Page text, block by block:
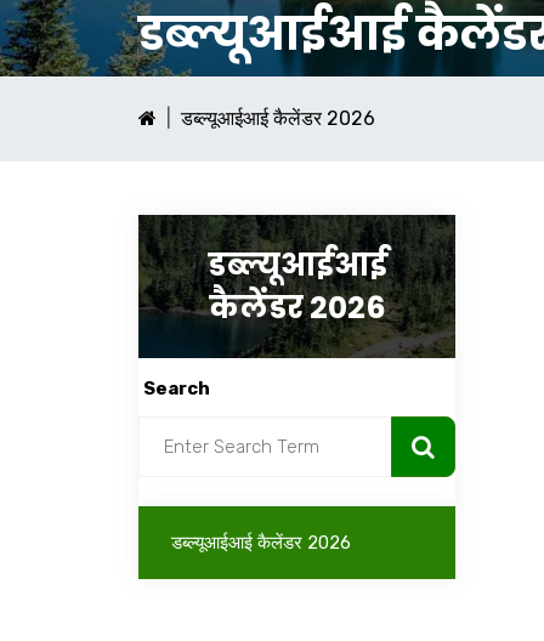
डब्ल्यूआईआई
डब्ल्यूआईआई कैलेंडर 2026
डब्ल्यूआईआई
कैलेंडर 2026
Search
डब्ल्यूआईआई कैलेंडर 2026